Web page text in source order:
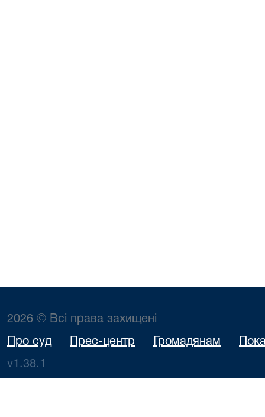
2026 © Всі права захищені
Про суд Прес-центр Громадянам
v1.38.1